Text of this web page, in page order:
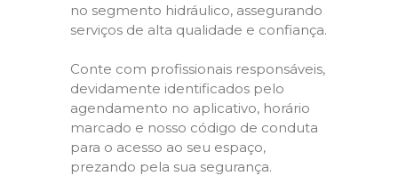
no segmento hidráulico, assegurando
serviços de alta qualidade e confiança.
Conte com profissionais responsáveis,
devidamente identificados pelo
agendamento no aplicativo, horário
marcado e nosso código de conduta
para o acesso ao seu espaço,
prezando pela sua segurança.